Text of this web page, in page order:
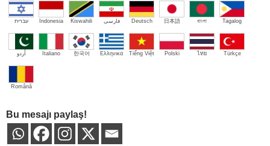
עברית Indonesia Kiswahili فارسی Deutsch 日本語 বাংলা Tagalog
اُردو Italiano 한국어 Ελληνικά Tiếng Việt Polski ไทย Türkçe
Română
Bu mesajı paylaş!